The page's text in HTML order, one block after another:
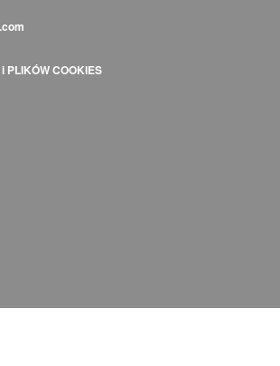
PLIKÓW COOKIES